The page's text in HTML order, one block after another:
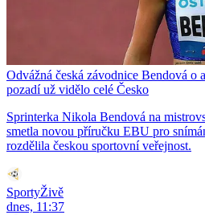
Odvážná česká závodnice Bendová o
pozadí už vidělo celé Česko
Sprinterka Nikola Bendová na
smetla novou příručku EBU pro
rozdělila českou sportovní veřejnost.
SportyŽivě
dnes, 11:37